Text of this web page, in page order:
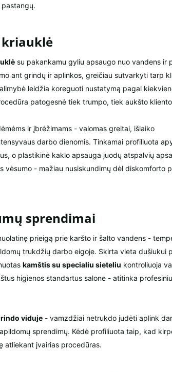
su pakankamu gyliu apsaugo nuo vandens ir
ant grindų ir aplinkos, greičiau sutvarkyti tarp
leidžia koreguoti nustatymą pagal
patogesnė tiek trumpo, tiek aukšto
ir įbrėžimams - valomas greitai, išlaiko
darbo dienomis. Tinkamai profiliuota
o plastikinė kaklo apsauga juodų atspalvių
vėsumo - mažiau nusiskundimų dėl diskomforto
sprendimai
prieigą prie karšto ir šalto vandens -
trukdžių darbo eigoje. Skirta vieta dušiukui
kamštis su specialiu sieteliu kontroliuoja
higienos standartus salone - atitinka
viduje - vamzdžiai netrukdo judėti aplink
sprendimų. Kėdė profiliuota taip, kad
atliekant įvairias procedūras.